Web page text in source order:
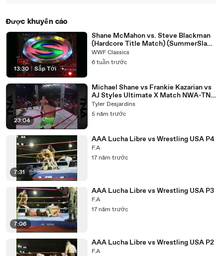
Được khuyến cáo
13:30 | Sắp Tới
Shane McMahon vs. Steve Blackman
(Hardcore Title Match) (SummerSlam
2000)
WWF Classics
6 tuần trước
23:04
Michael Shane vs Frankie Kazarian vs
AJ Styles Ultimate X Match NWA-TNA
PPV 07.28.2004
Tyler Desjardins
5 năm trước
7:31
AAA Lucha Libre vs Wrestling USA P4
F.A
17 năm trước
7:06
AAA Lucha Libre vs Wrestling USA P3
F.A
17 năm trước
AAA Lucha Libre vs Wrestling USA P2
F.A